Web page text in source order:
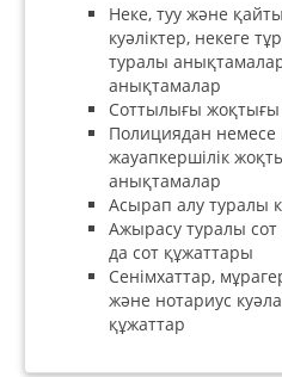
Неке, туу және
куәліктер, некеге
туралы
анықтамалар
Соттылығы
Полициядан
жауапкершілік
анықтамалар
Асырап алу туралы
Ажырасу туралы
да сот құжаттары
Сенімхаттар,
және нотариус
құжаттар